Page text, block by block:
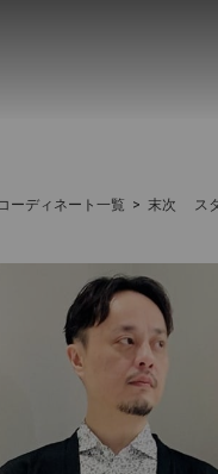
コーディネート一覧 末次 ス